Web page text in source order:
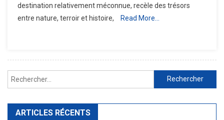
Espagne,
L’Alpujarra
De
destination relativement méconnue, recèle des trésors
entre nature, terroir et histoire,
Read More…
Rechercher :
ARTICLES RÉCENTS